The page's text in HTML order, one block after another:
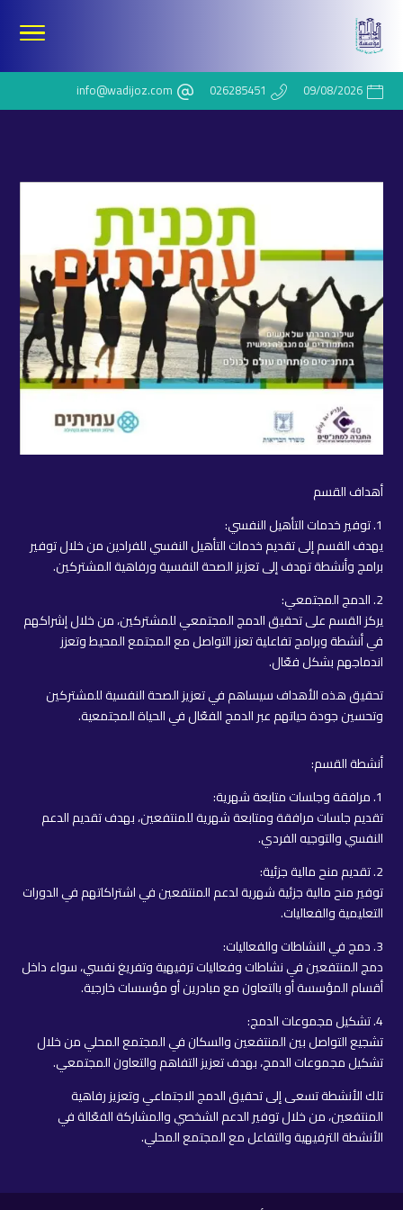
09/08/2026
026285451
info@wadijoz.com
أهداف القسم
1. توفير خدمات التأهيل النفسي:
يهدف القسم إلى تقديم خدمات التأهيل النفسي للفرادين من خلال توفير
برامج وأنشطة تهدف إلى تعزيز الصحة النفسية ورفاهية المشتركين.
2. الدمج المجتمعي:
يركز القسم على تحقيق الدمج المجتمعي للمشتركين، من خلال إشراكهم
في أنشطة وبرامج تفاعلية تعزز التواصل مع المجتمع المحيط وتعزز
اندماجهم بشكل فعّال.
تحقيق هذه الأهداف سيساهم في تعزيز الصحة النفسية للمشتركين
وتحسين جودة حياتهم عبر الدمج الفعّال في الحياة المجتمعية.
أنشطة القسم:
1. مرافقة وجلسات متابعة شهرية:
تقديم جلسات مرافقة ومتابعة شهرية للمنتفعين، بهدف تقديم الدعم
النفسي والتوجيه الفردي.
2. تقديم منح مالية جزئية:
توفير منح مالية جزئية شهرية لدعم المنتفعين في اشتراكاتهم في الدورات
التعليمية والفعاليات.
3. دمج في النشاطات والفعاليات:
دمج المنتفعين في نشاطات وفعاليات ترفيهية وتفريغ نفسي، سواء داخل
أقسام المؤسسة أو بالتعاون مع مبادرين أو مؤسسات خارجية.
4. تشكيل مجموعات الدمج:
تشجيع التواصل بين المنتفعين والسكان في المجتمع المحلي من خلال
تشكيل مجموعات الدمج، بهدف تعزيز التفاهم والتعاون المجتمعي.
تلك الأنشطة تسعى إلى تحقيق الدمج الاجتماعي وتعزيز رفاهية
المنتفعين، من خلال توفير الدعم الشخصي والمشاركة الفعّالة في
الأنشطة الترفيهية والتفاعل مع المجتمع المحلي.